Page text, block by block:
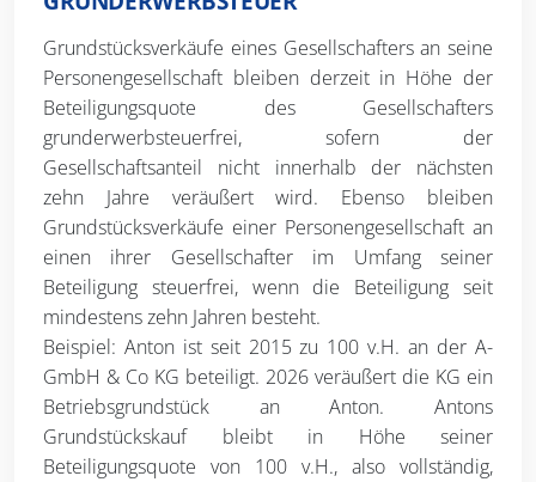
Grundstücksverkäufe eines Gesellschafters an seine
Personengesellschaft bleiben derzeit in Höhe der
Beteiligungsquote des Gesellschafters
grunderwerbsteuerfrei, sofern der
Gesellschaftsanteil nicht innerhalb der nächsten
zehn Jahre veräußert wird. Ebenso bleiben
Grundstücksverkäufe einer Personengesellschaft an
einen ihrer Gesellschafter im Umfang seiner
Beteiligung steuerfrei, wenn die Beteiligung seit
mindestens zehn Jahren besteht.
Beispiel: Anton ist seit 2015 zu 100 v.H. an der A-
GmbH & Co KG beteiligt. 2026 veräußert die KG ein
Betriebsgrundstück an Anton. Antons
Grundstückskauf bleibt in Höhe seiner
Beteiligungsquote von 100 v.H., also vollständig,